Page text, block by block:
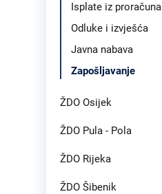
Isplate iz proračuna
Odluke i izvješća
Javna nabava
Zapošljavanje
ŽDO Osijek
ŽDO Pula - Pola
ŽDO Rijeka
ŽDO Šibenik